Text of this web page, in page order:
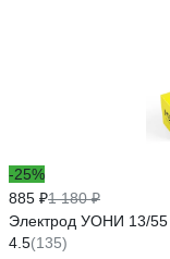
-25%
885 ₽1 180 ₽
Электрод УОНИ 13/
4.5(135)